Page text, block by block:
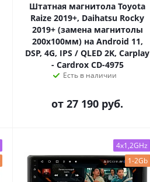
Штатная магнитола Toyota
Raize 2019+, Daihatsu Rocky
2019+ (замена магнитолы
200x100мм) на Android 11,
DSP, 4G, IPS / QLED 2K, Carplay
- Cardrox CD-4975
Есть в наличии
от 27 190 руб.
4x1,2GHz
1-2Gb